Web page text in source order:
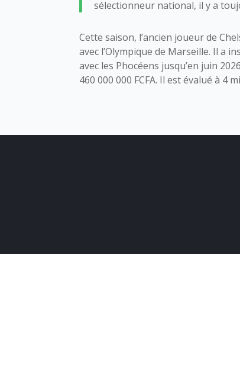
sélectionneur national, il y a
Cette saison, l’ancien joueur de
avec l’Olympique de Marseille. Il a
avec les Phocéens jusqu’en juin
460 000 000 FCFA. Il est évalué à 4